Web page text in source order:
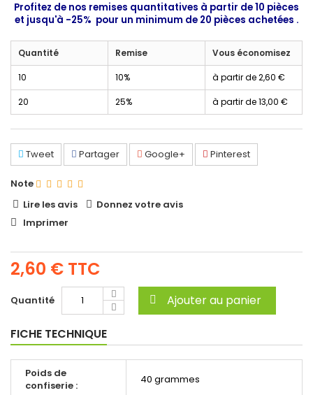
Profitez de nos remises quantitatives à partir de 10 pièces
et jusqu'à -25% pour un minimum de 20 pièces achetées .
Quantité Remise Vous économisez
10 10% à partir de2,60 €
20 25% à partir de13,00 €
Tweet Partager Google+ Pinterest
Note
Lire les avis
Donnez votre avis
Imprimer
2,60 € TTC
Quantité Ajouter au panier
FICHE TECHNIQUE
Poids de
confiserie :
40 grammes